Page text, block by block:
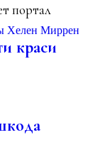
портал
краси